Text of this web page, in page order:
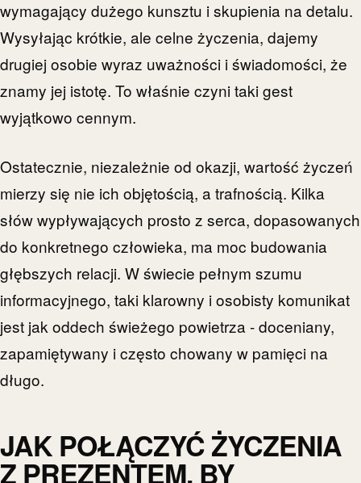
wymagający dużego kunsztu i skupienia na detalu.
Wysyłając krótkie, ale celne życzenia, dajemy
drugiej osobie wyraz uważności i świadomości, że
znamy jej istotę. To właśnie czyni taki gest
wyjątkowo cennym.
Ostatecznie, niezależnie od okazji, wartość życzeń
mierzy się nie ich objętością, a trafnością. Kilka
słów wypływających prosto z serca, dopasowanych
do konkretnego człowieka, ma moc budowania
głębszych relacji. W świecie pełnym szumu
informacyjnego, taki klarowny i osobisty komunikat
jest jak oddech świeżego powietrza - doceniany,
zapamiętywany i często chowany w pamięci na
długo.
JAK POŁĄCZYĆ ŻYCZENIA
Z PREZENTEM, BY